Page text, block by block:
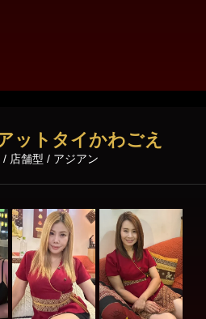
ットタイかわごえ
/ 店舗型 / アジアン